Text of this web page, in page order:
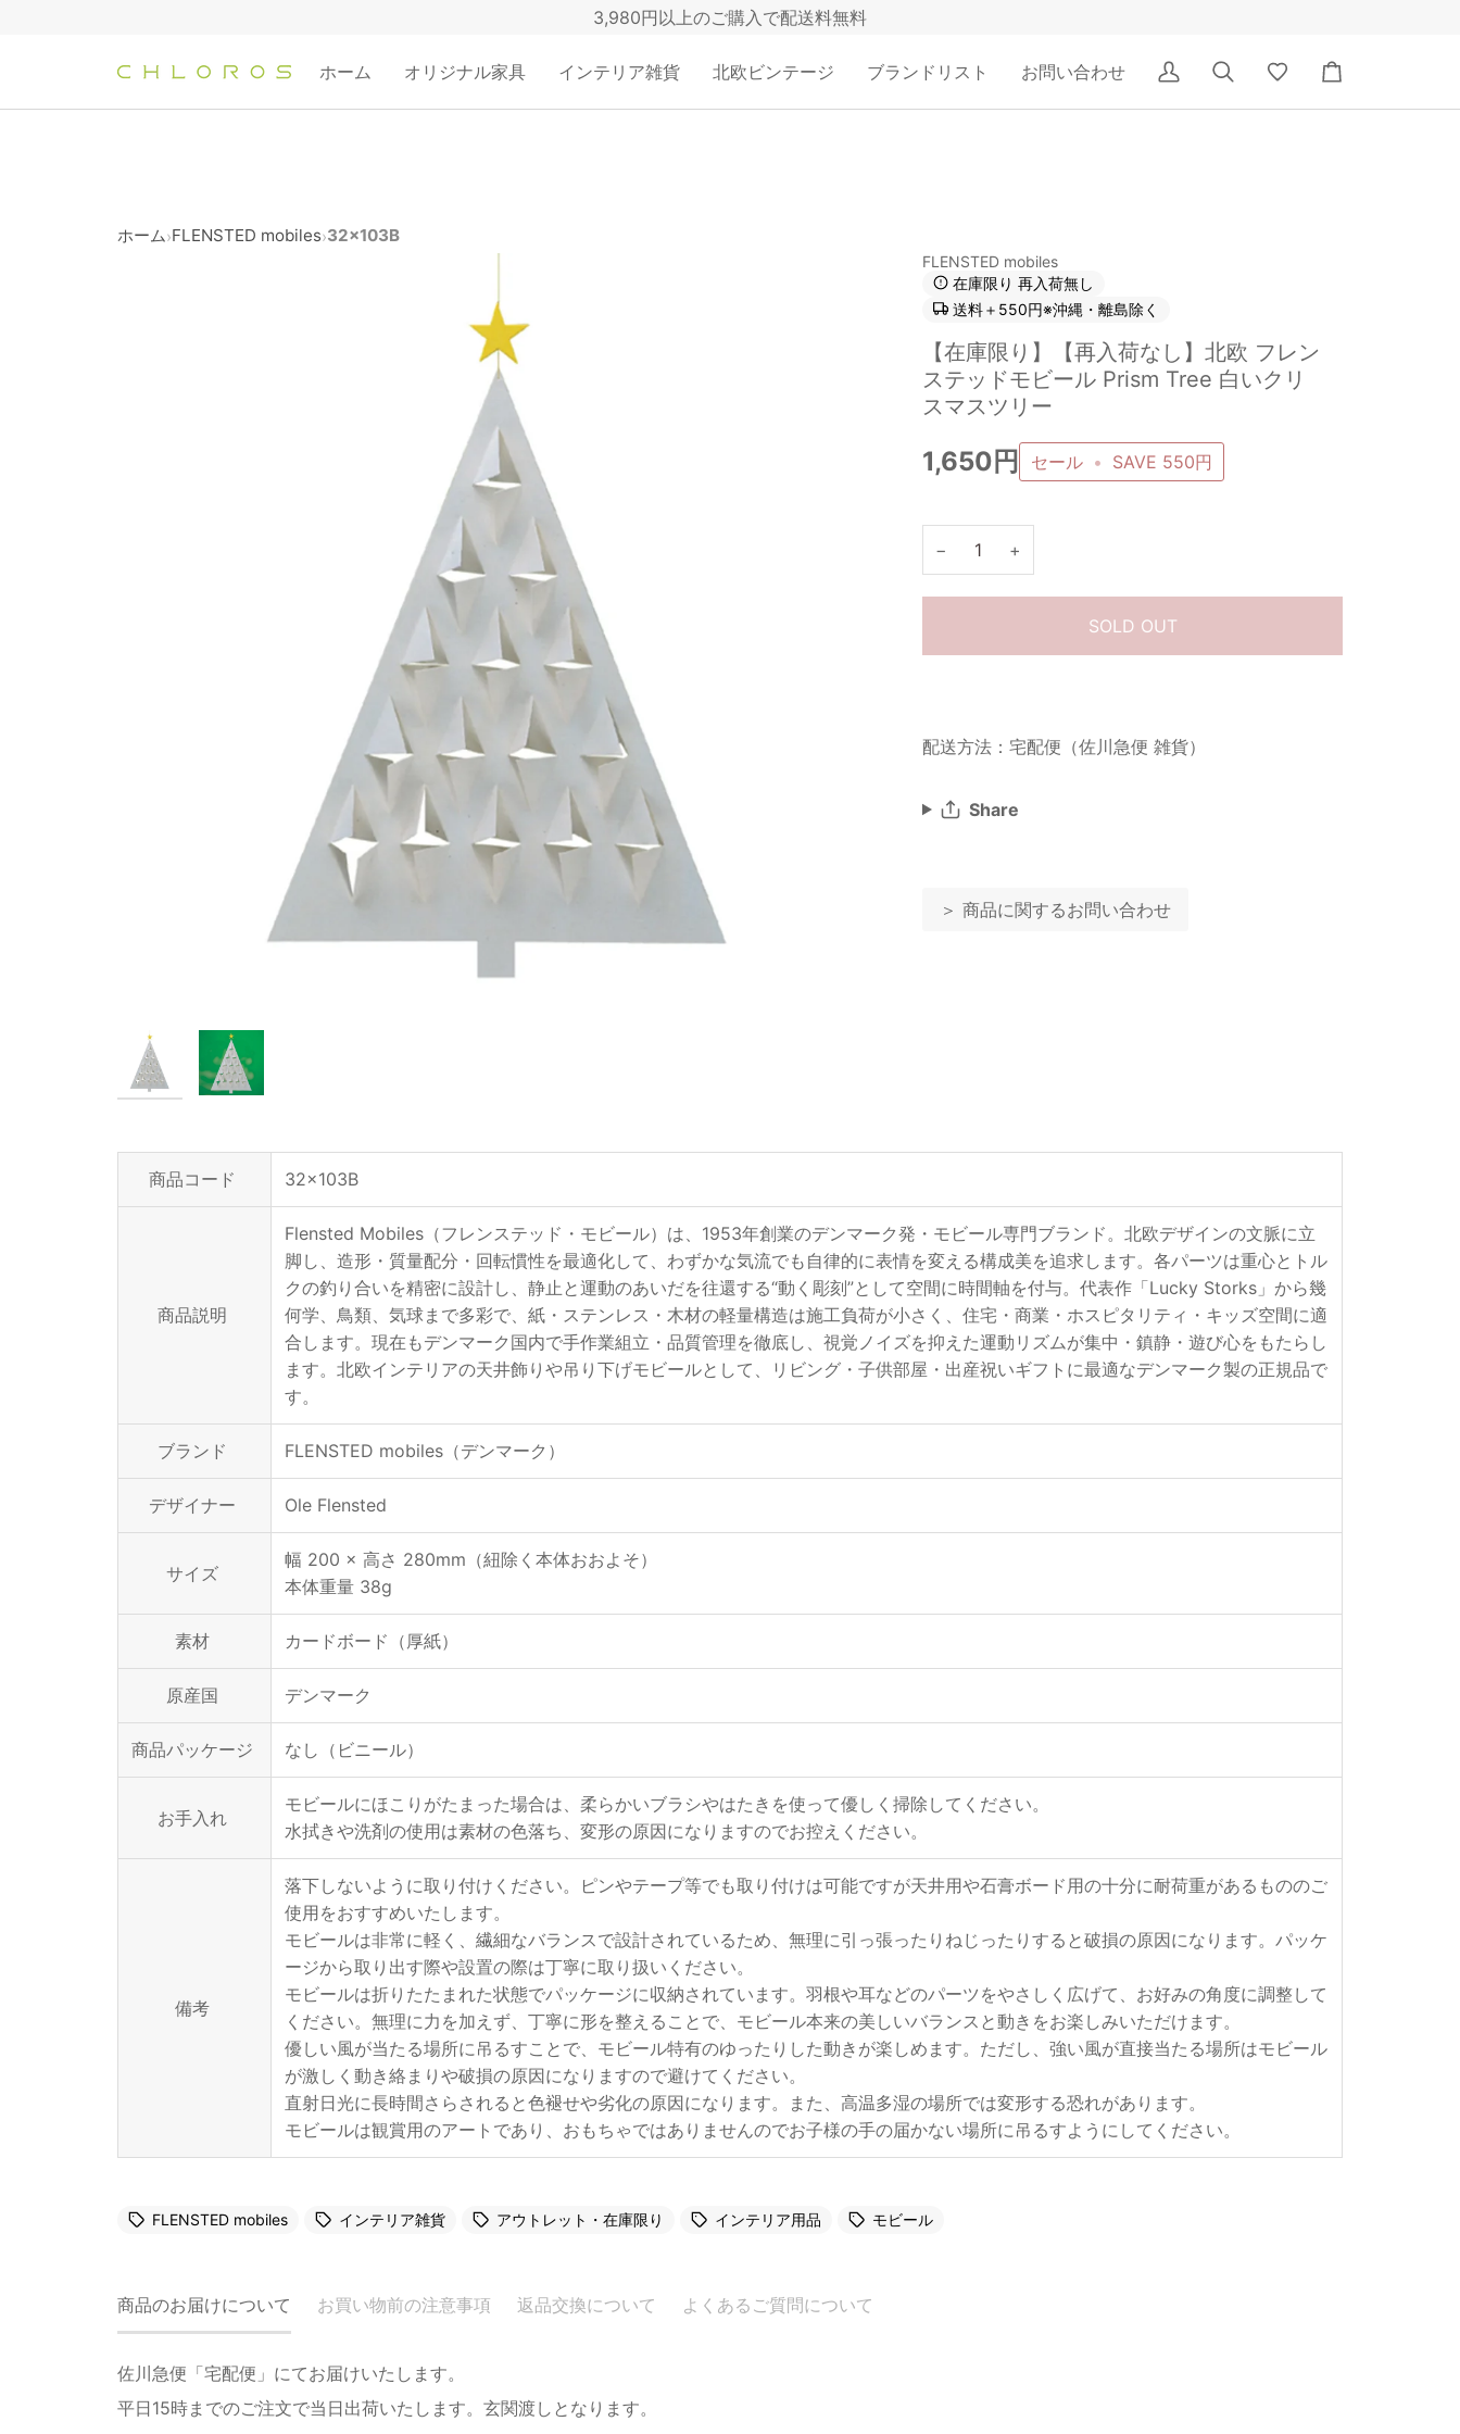
ツ
3,980円以上のご購入で配送料無料
ホーム オリジナル家具 インテリア雑貨 北欧ビンテージ ブランドリスト お問い合わせ
ア
カ
検
索
Wishlist
カ
ー
ホーム›FLENSTED mobiles›32x103B
FLENSTED mobiles
在庫限り 再入荷無し
送料＋550円※沖縄・離島除く
【在庫限り】【再入荷なし】北欧 フレン
ステッドモビール Prism Tree 白いクリ
スマスツリー
1,650円 セール • SAVE 550円
− +
SOLD OUT
配送方法：宅配便（佐川急便 雑貨）
Share
＞ 商品に関するお問い合わせ
商品コード 32x103B
商品説明
Flensted Mobiles（フレンステッド・モビール）は、1953年創業のデンマーク発・モビール専門ブランド。北欧デザインの文脈に立
脚し、造形・質量配分・回転慣性を最適化して、わずかな気流でも自律的に表情を変える構成美を追求します。各パーツは重心とトル
クの釣り合いを精密に設計し、静止と運動のあいだを往還する“動く彫刻”として空間に時間軸を付与。代表作「Lucky Storks」から幾
何学、鳥類、気球まで多彩で、紙・ステンレス・木材の軽量構造は施工負荷が小さく、住宅・商業・ホスピタリティ・キッズ空間に適
合します。現在もデンマーク国内で手作業組立・品質管理を徹底し、視覚ノイズを抑えた運動リズムが集中・鎮静・遊び心をもたらし
ます。北欧インテリアの天井飾りや吊り下げモビールとして、リビング・子供部屋・出産祝いギフトに最適なデンマーク製の正規品で
す。
ブランド FLENSTED mobiles（デンマーク）
デザイナー Ole Flensted
サイズ
幅 200 × 高さ 280mm（紐除く本体おおよそ）
本体重量 38g
素材 カードボード（厚紙）
原産国 デンマーク
商品パッケージ なし（ビニール）
お手入れ
モビールにほこりがたまった場合は、柔らかいブラシやはたきを使って優しく掃除してください。
水拭きや洗剤の使用は素材の色落ち、変形の原因になりますのでお控えください。
備考
落下しないように取り付けください。ピンやテープ等でも取り付けは可能ですが天井用や石膏ボード用の十分に耐荷重があるもののご
使用をおすすめいたします。
モビールは非常に軽く、繊細なバランスで設計されているため、無理に引っ張ったりねじったりすると破損の原因になります。パッケ
ージから取り出す際や設置の際は丁寧に取り扱いください。
モビールは折りたたまれた状態でパッケージに収納されています。羽根や耳などのパーツをやさしく広げて、お好みの角度に調整して
ください。無理に力を加えず、丁寧に形を整えることで、モビール本来の美しいバランスと動きをお楽しみいただけます。
優しい風が当たる場所に吊るすことで、モビール特有のゆったりした動きが楽しめます。ただし、強い風が直接当たる場所はモビール
が激しく動き絡まりや破損の原因になりますので避けてください。
直射日光に長時間さらされると色褪せや劣化の原因になります。また、高温多湿の場所では変形する恐れがあります。
モビールは観賞用のアートであり、おもちゃではありませんのでお子様の手の届かない場所に吊るすようにしてください。
FLENSTED mobiles インテリア雑貨 アウトレット・在庫限り インテリア用品 モビール
商品のお届けについて お買い物前の注意事項 返品交換について よくあるご質問について
佐川急便「宅配便」にてお届けいたします。
平日15時までのご注文で当日出荷いたします。玄関渡しとなります。